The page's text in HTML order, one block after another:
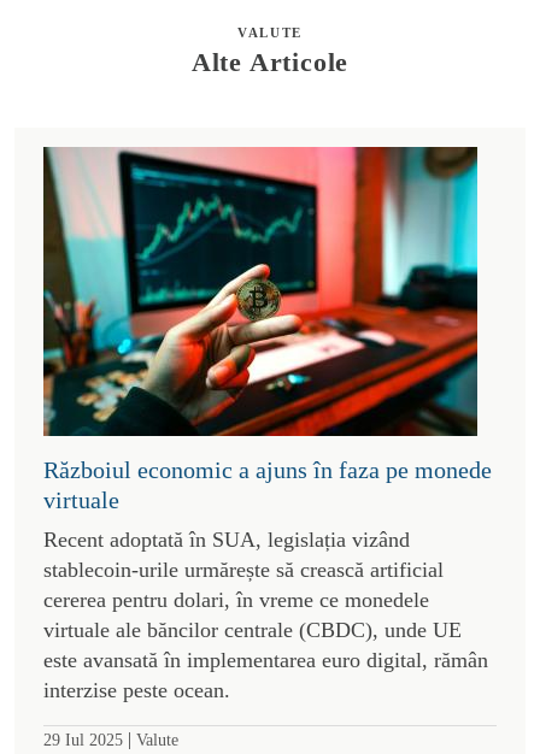
VALUTE
Alte Articole
Războiul economic a ajuns în faza pe monede
virtuale
Recent adoptată în SUA, legislația vizând
stablecoin-urile urmărește să crească artificial
cererea pentru dolari, în vreme ce monedele
virtuale ale băncilor centrale (CBDC), unde UE
este avansată în implementarea euro digital, rămân
interzise peste ocean.
29 Iul 2025 | Valute